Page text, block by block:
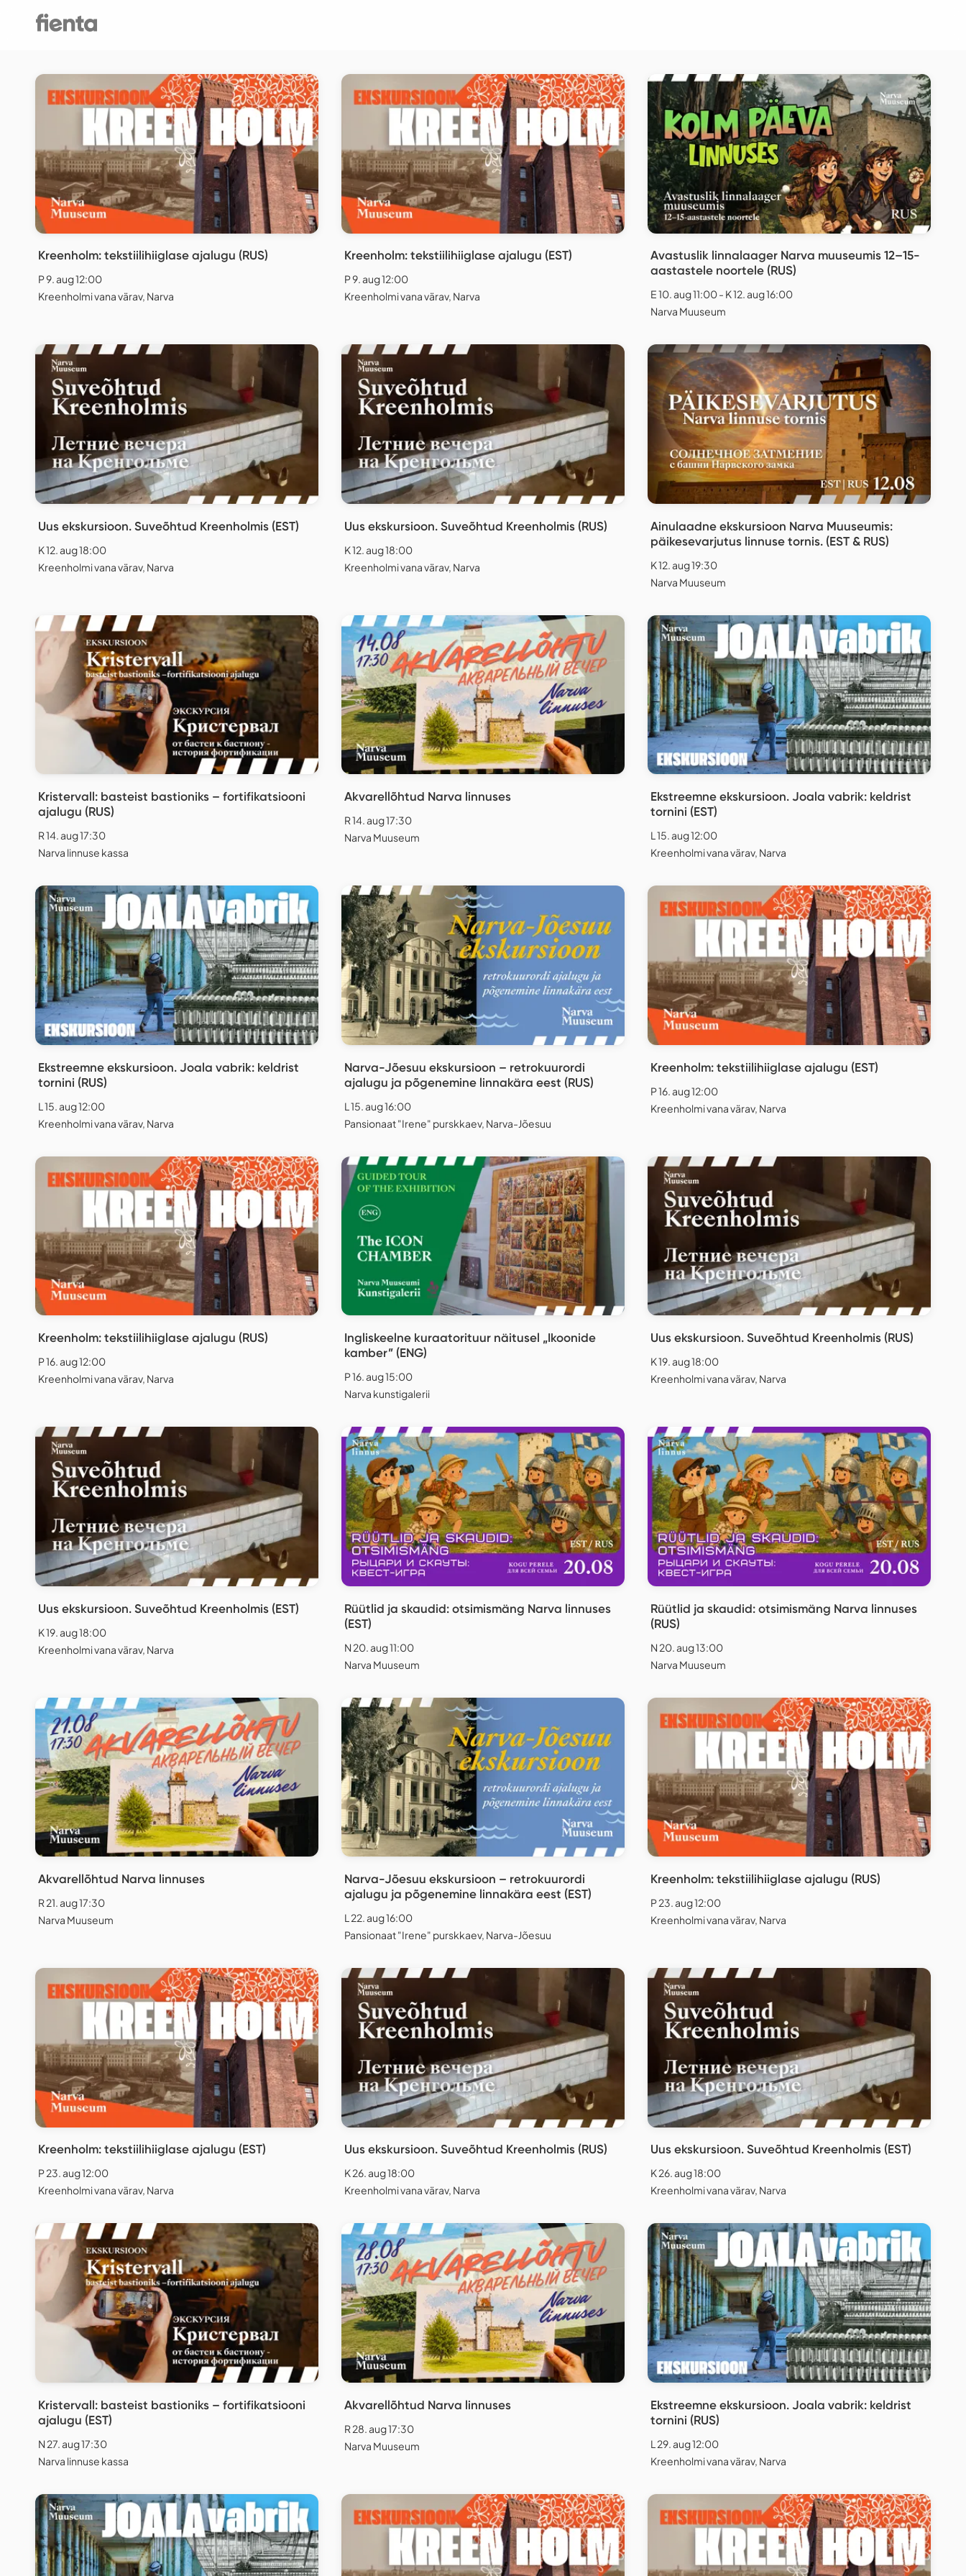
Kreenholm: tekstiilihiiglase ajalugu (RUS)
P 9. aug 12:00
Kreenholmi vana värav, Narva
Kreenholm: tekstiilihiiglase ajalugu (EST)
P 9. aug 12:00
Kreenholmi vana värav, Narva
Avastuslik linnalaager Narva muuseumis 12–15-
aastastele noortele (RUS)
E 10. aug 11:00 - K 12. aug 16:00
Narva Muuseum
Uus ekskursioon. Suveõhtud Kreenholmis (EST)
K 12. aug 18:00
Kreenholmi vana värav, Narva
Uus ekskursioon. Suveõhtud Kreenholmis (RUS)
K 12. aug 18:00
Kreenholmi vana värav, Narva
Ainulaadne ekskursioon Narva Muuseumis:
päikesevarjutus linnuse tornis. (EST & RUS)
K 12. aug 19:30
Narva Muuseum
Kristervall: basteist bastioniks – fortifikatsiooni
ajalugu (RUS)
R 14. aug 17:30
Narva linnuse kassa
Akvarellõhtud Narva linnuses
R 14. aug 17:30
Narva Muuseum
Ekstreemne ekskursioon. Joala vabrik: keldrist
tornini (EST)
L 15. aug 12:00
Kreenholmi vana värav, Narva
Ekstreemne ekskursioon. Joala vabrik: keldrist
tornini (RUS)
L 15. aug 12:00
Kreenholmi vana värav, Narva
Narva-Jõesuu ekskursioon – retrokuurordi
ajalugu ja põgenemine linnakära eest (RUS)
L 15. aug 16:00
Pansionaat "Irene" purskkaev, Narva-Jõesuu
Kreenholm: tekstiilihiiglase ajalugu (EST)
P 16. aug 12:00
Kreenholmi vana värav, Narva
Kreenholm: tekstiilihiiglase ajalugu (RUS)
P 16. aug 12:00
Kreenholmi vana värav, Narva
Ingliskeelne kuraatorituur näitusel „Ikoonide
kamber” (ENG)
P 16. aug 15:00
Narva kunstigalerii
Uus ekskursioon. Suveõhtud Kreenholmis (RUS)
K 19. aug 18:00
Kreenholmi vana värav, Narva
Uus ekskursioon. Suveõhtud Kreenholmis (EST)
K 19. aug 18:00
Kreenholmi vana värav, Narva
Rüütlid ja skaudid: otsimismäng Narva linnuses
(EST)
N 20. aug 11:00
Narva Muuseum
Rüütlid ja skaudid: otsimismäng Narva linnuses
(RUS)
N 20. aug 13:00
Narva Muuseum
Akvarellõhtud Narva linnuses
R 21. aug 17:30
Narva Muuseum
Narva-Jõesuu ekskursioon – retrokuurordi
ajalugu ja põgenemine linnakära eest (EST)
L 22. aug 16:00
Pansionaat "Irene" purskkaev, Narva-Jõesuu
Kreenholm: tekstiilihiiglase ajalugu (RUS)
P 23. aug 12:00
Kreenholmi vana värav, Narva
Kreenholm: tekstiilihiiglase ajalugu (EST)
P 23. aug 12:00
Kreenholmi vana värav, Narva
Uus ekskursioon. Suveõhtud Kreenholmis (RUS)
K 26. aug 18:00
Kreenholmi vana värav, Narva
Uus ekskursioon. Suveõhtud Kreenholmis (EST)
K 26. aug 18:00
Kreenholmi vana värav, Narva
Kristervall: basteist bastioniks – fortifikatsiooni
ajalugu (EST)
N 27. aug 17:30
Narva linnuse kassa
Akvarellõhtud Narva linnuses
R 28. aug 17:30
Narva Muuseum
Ekstreemne ekskursioon. Joala vabrik: keldrist
tornini (RUS)
L 29. aug 12:00
Kreenholmi vana värav, Narva